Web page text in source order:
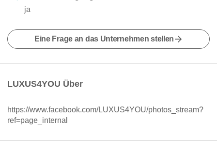
ja
Eine Frage an das Unternehmen stellen
LUXUS4YOU Über
https://www.facebook.com/LUXUS4YOU/photos_stream?
ref=page_internal